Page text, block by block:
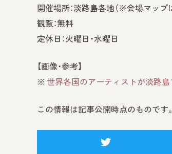
開催場所：淡路島各地（※会場マッ
観覧：無料
定休日：火曜日・水曜日
【画像・参考】
※ 世界各国のアーティストが淡路島
この情報は記事公開時点のものです